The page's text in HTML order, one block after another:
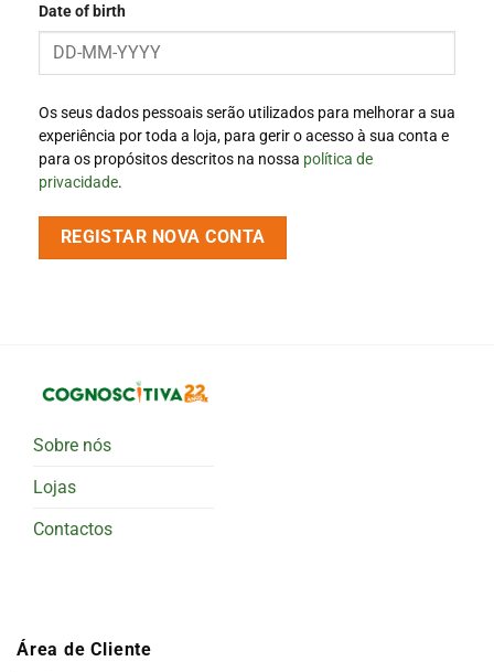
Date of birth
Os seus dados pessoais serão utilizados para melhorar a sua
experiência por toda a loja, para gerir o acesso à sua conta e
para os propósitos descritos na nossa política de
privacidade.
REGISTAR NOVA CONTA
Sobre nós
Lojas
Contactos
Área de Cliente